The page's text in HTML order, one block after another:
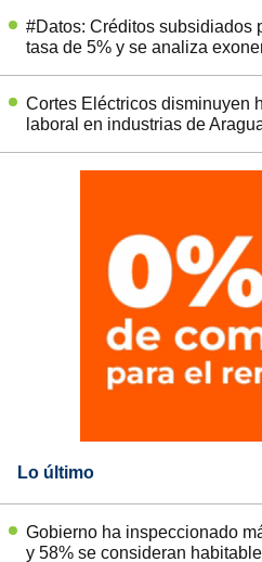
#Datos: Créditos subsidiados
tasa de 5% y se analiza
Cortes Eléctricos disminuyen
laboral en industrias de
Lo último
Gobierno ha inspeccionado
y 58% se consideran